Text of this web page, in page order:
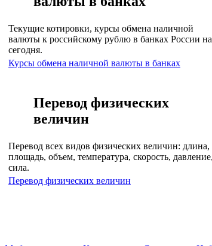
Текущие котировки, курсы обмена наличной
валюты к российскому рублю в банках России на
сегодня.
Курсы обмена наличной валюты в банках
Перевод физических
величин
Перевод всех видов физических величин: длина,
площадь, объем, температура, скорость, давление,
сила.
Перевод физических величин